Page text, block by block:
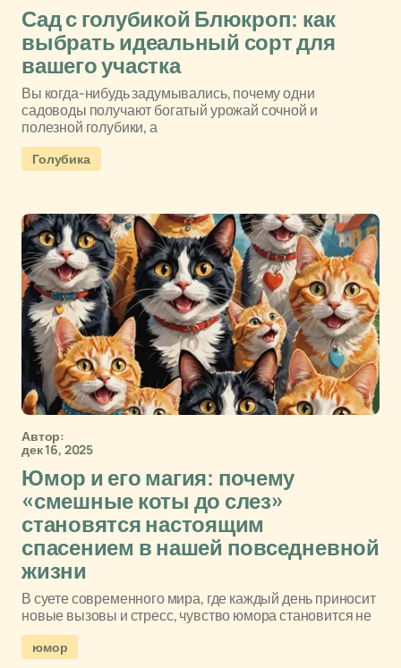
Сад с голубикой Блюкроп: как
выбрать идеальный сорт для
вашего участка
Вы когда-нибудь задумывались, почему одни
садоводы получают богатый урожай сочной и
полезной голубики, а
Голубика
Автор:
дек 16, 2025
Юмор и его магия: почему
«смешные коты до слез»
становятся настоящим
спасением в нашей повседневной
жизни
В суете современного мира, где каждый день приносит
новые вызовы и стресс, чувство юмора становится не
юмор